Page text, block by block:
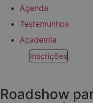
Agenda
Testemunhos
Academia
Inscrições
Roadshow